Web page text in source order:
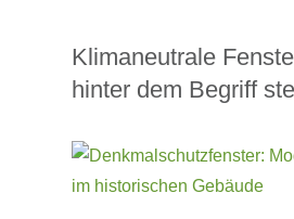
Klimaneutrale
hinter dem Begriff